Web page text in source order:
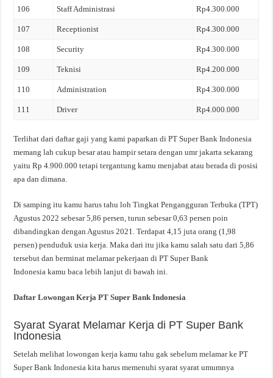
106 Staff Administrasi Rp4.300.000
107 Receptionist Rp4.300.000
108 Security Rp4.300.000
109 Teknisi Rp4.200.000
110 Administration Rp4.300.000
111 Driver Rp4.000.000
Terlihat dari daftar gaji yang kami paparkan di PT Super Bank Indonesia
memang lah cukup besar atau hampir setara dengan umr jakarta sekarang
yaitu Rp 4.900.000 tetapi tergantung kamu menjabat atau berada di posisi
apa dan dimana.
Di samping itu kamu harus tahu loh Tingkat Pengangguran Terbuka (TPT)
Agustus 2022 sebesar 5,86 persen, turun sebesar 0,63 persen poin
dibandingkan dengan Agustus 2021. Terdapat 4,15 juta orang (1,98
persen) penduduk usia kerja. Maka dari itu jika kamu salah satu dari 5,86
tersebut dan berminat melamar pekerjaan di PT Super Bank
Indonesia kamu baca lebih lanjut di bawah ini.
Daftar Lowongan Kerja PT Super Bank Indonesia
Syarat Syarat Melamar Kerja di PT Super Bank
Indonesia
Setelah melihat lowongan kerja kamu tahu gak sebelum melamar ke PT
Super Bank Indonesia kita harus memenuhi syarat syarat umumnya